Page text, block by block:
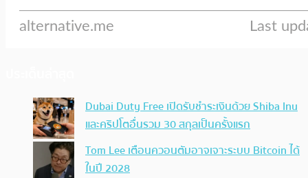
Dubai Duty Free เปิดรับชำระเงินด้วย Shiba Inu
และคริปโตอื่นรวม 30 สกุลเป็นครั้งแรก
Tom Lee เตือนควอนตัมอาจเจาะระบบ Bitcoin ได้
ในปี 2028